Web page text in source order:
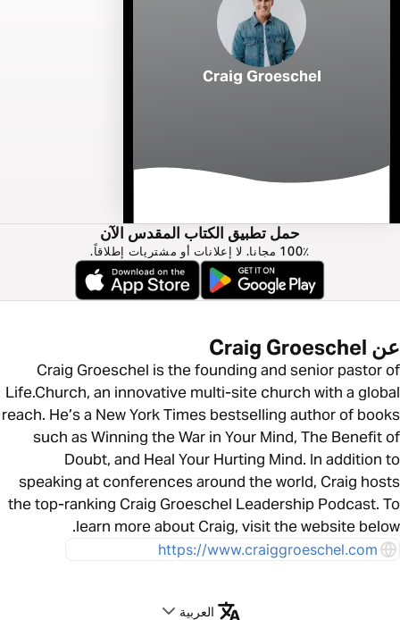
Craig Groeschel
حمل تطبيق الكتاب المقدس الآن
100٪ مجانا. لا إعلانات أو مشتريات إطلاقاً.
عن Craig Groeschel
Craig Groeschel is the founding and senior pastor of
Life.Church, an innovative multi-site church with a global
reach. He’s a New York Times bestselling author of books
such as Winning the War in Your Mind, The Benefit of
Doubt, and Heal Your Hurting Mind. In addition to
speaking at conferences around the world, Craig hosts
the top-ranking Craig Groeschel Leadership Podcast. To
learn more about Craig, visit the website below.
https://www.craiggroeschel.com
العربية